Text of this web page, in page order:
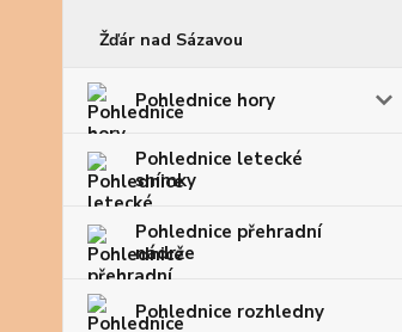
Žďár nad Sázavou
Pohlednice hory
Pohlednice letecké
snímky
Pohlednice přehradní
nádrže
Pohlednice rozhledny